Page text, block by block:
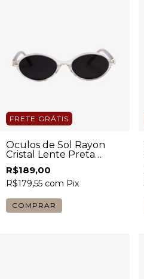
FRETE GRÁTIS
Óculos de Sol Rayon
Cristal Lente Preta
Feminino
R$189,00
R$179,55 com Pix
COMPRAR